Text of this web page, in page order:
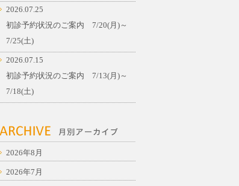
2026.07.25
初診予約状況のご案内 7/20(月)～
7/25(土)
2026.07.15
初診予約状況のご案内 7/13(月)～
7/18(土)
2026年8月
2026年7月